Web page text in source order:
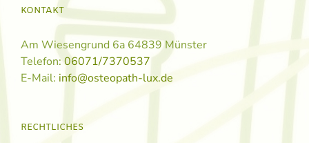
KONTAKT
Am Wiesengrund 6a 64839 Münster
Telefon:06071/7370537
E-Mail: info@osteopath-lux.de
RECHTLICHES